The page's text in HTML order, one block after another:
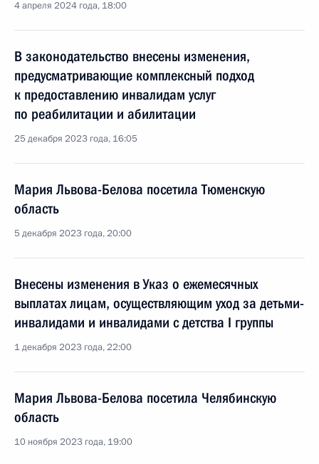
4 апреля 2024 года, 18:00
В законодательство внесены изменения,
предусматривающие комплексный подход
к предоставлению инвалидам услуг
по реабилитации и абилитации
25 декабря 2023 года, 16:05
Мария Львова-Белова посетила Тюменскую
область
5 декабря 2023 года, 20:00
Внесены изменения в Указ о ежемесячных
выплатах лицам, осуществляющим уход за детьми-
инвалидами и инвалидами с детства I группы
1 декабря 2023 года, 22:00
Мария Львова-Белова посетила Челябинскую
область
10 ноября 2023 года, 19:00